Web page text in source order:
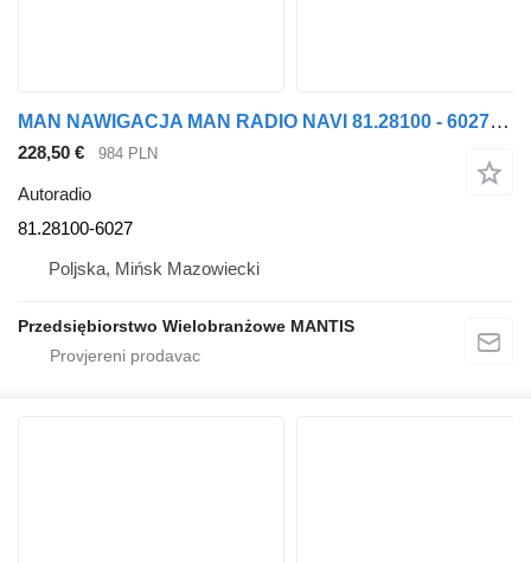
MAN NAWIGACJA MAN RADIO NAVI 81.28100 - 6027 EURO 6 81.28100-6027 autoradio za MAN tegljača
228,50 € 984 PLN
Autoradio
81.28100-6027
Poljska, Mińsk Mazowiecki
Przedsiębiorstwo Wielobranżowe MANTIS